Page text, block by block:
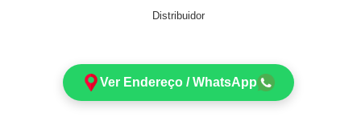
Distribuidor
Ver Endereço / WhatsApp